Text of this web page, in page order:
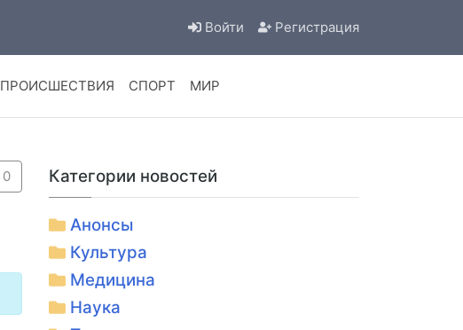
Войти Регистрация
ПРОИСШЕСТВИЯ СПОРТ МИР
0 Категории новостей
Анонсы
Культура
Медицина
Наука